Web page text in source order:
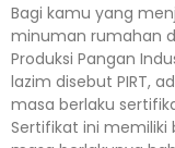
Bagi kamu yang
minuman rumahan
Produksi Pangan
lazim disebut PIRT,
masa berlaku
Sertifikat ini memiliki